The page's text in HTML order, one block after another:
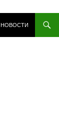
НОВОСТИ